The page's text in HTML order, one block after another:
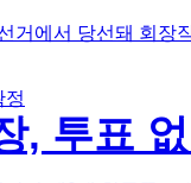
에서 당선돼 회
, 투표